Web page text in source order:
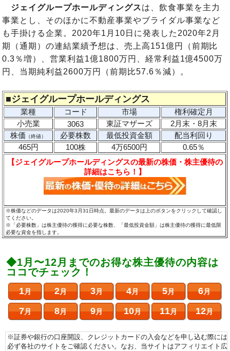
ジェイグループホールディングスは
、飲食事業を主力
事業とし、そのほかに不動産事業やブライダル事業など
も手掛ける企業。 2020年1月10日に発表した2020年2月
期（通期）の連結業績予想は、売上高151億円（前期比
0.3％増）、営業利益1億1800万円、経常利益1億4500万
円、当期純利益2600万円（前期比57.6％減）。
■ジェイグループホールディングス
業種 コード 市場
権利確定月
小売業
3063 東証マザーズ
2月末・8月末
株価
（終値） 必要株数 最低投資金額
配当利回り
465円
100株 4万6500円
0.65％
【ジェイグループホールディングスの最新の株価・株主優待の
詳細はこちら！】
※株価などのデータは2020年3月31日時点。最新のデータは上のボタンをクリックして確認し
てください。
※「必要株数」は株主優待の獲得に必要な株数、「最低投資金額」は株主優待の獲得に最低限
必要な資金を指します。
◆1月〜12月までのお得な株主優待の内容は
ココでチェック！
1月 2月 3月 4月 5月 6月
7月 8月 9月 10月 11月 12月
※証券や銀行の口座開設、クレジットカードの入会などを申し込む際には
必ず各社のサイトをご確認ください。なお、当サイトはアフィリエイト広